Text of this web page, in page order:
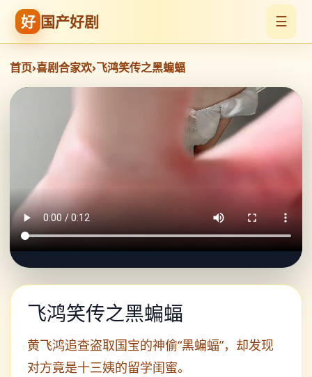
好 国产好剧 ☰
首页›喜剧合家欢›飞鸿笑传之黑蝙蝠
飞鸿笑传之黑蝙蝠
黄飞鸿追查盗取国宝的神偷“黑蝙蝠”，却发现
对方竟是十三姨的留学闺蜜。